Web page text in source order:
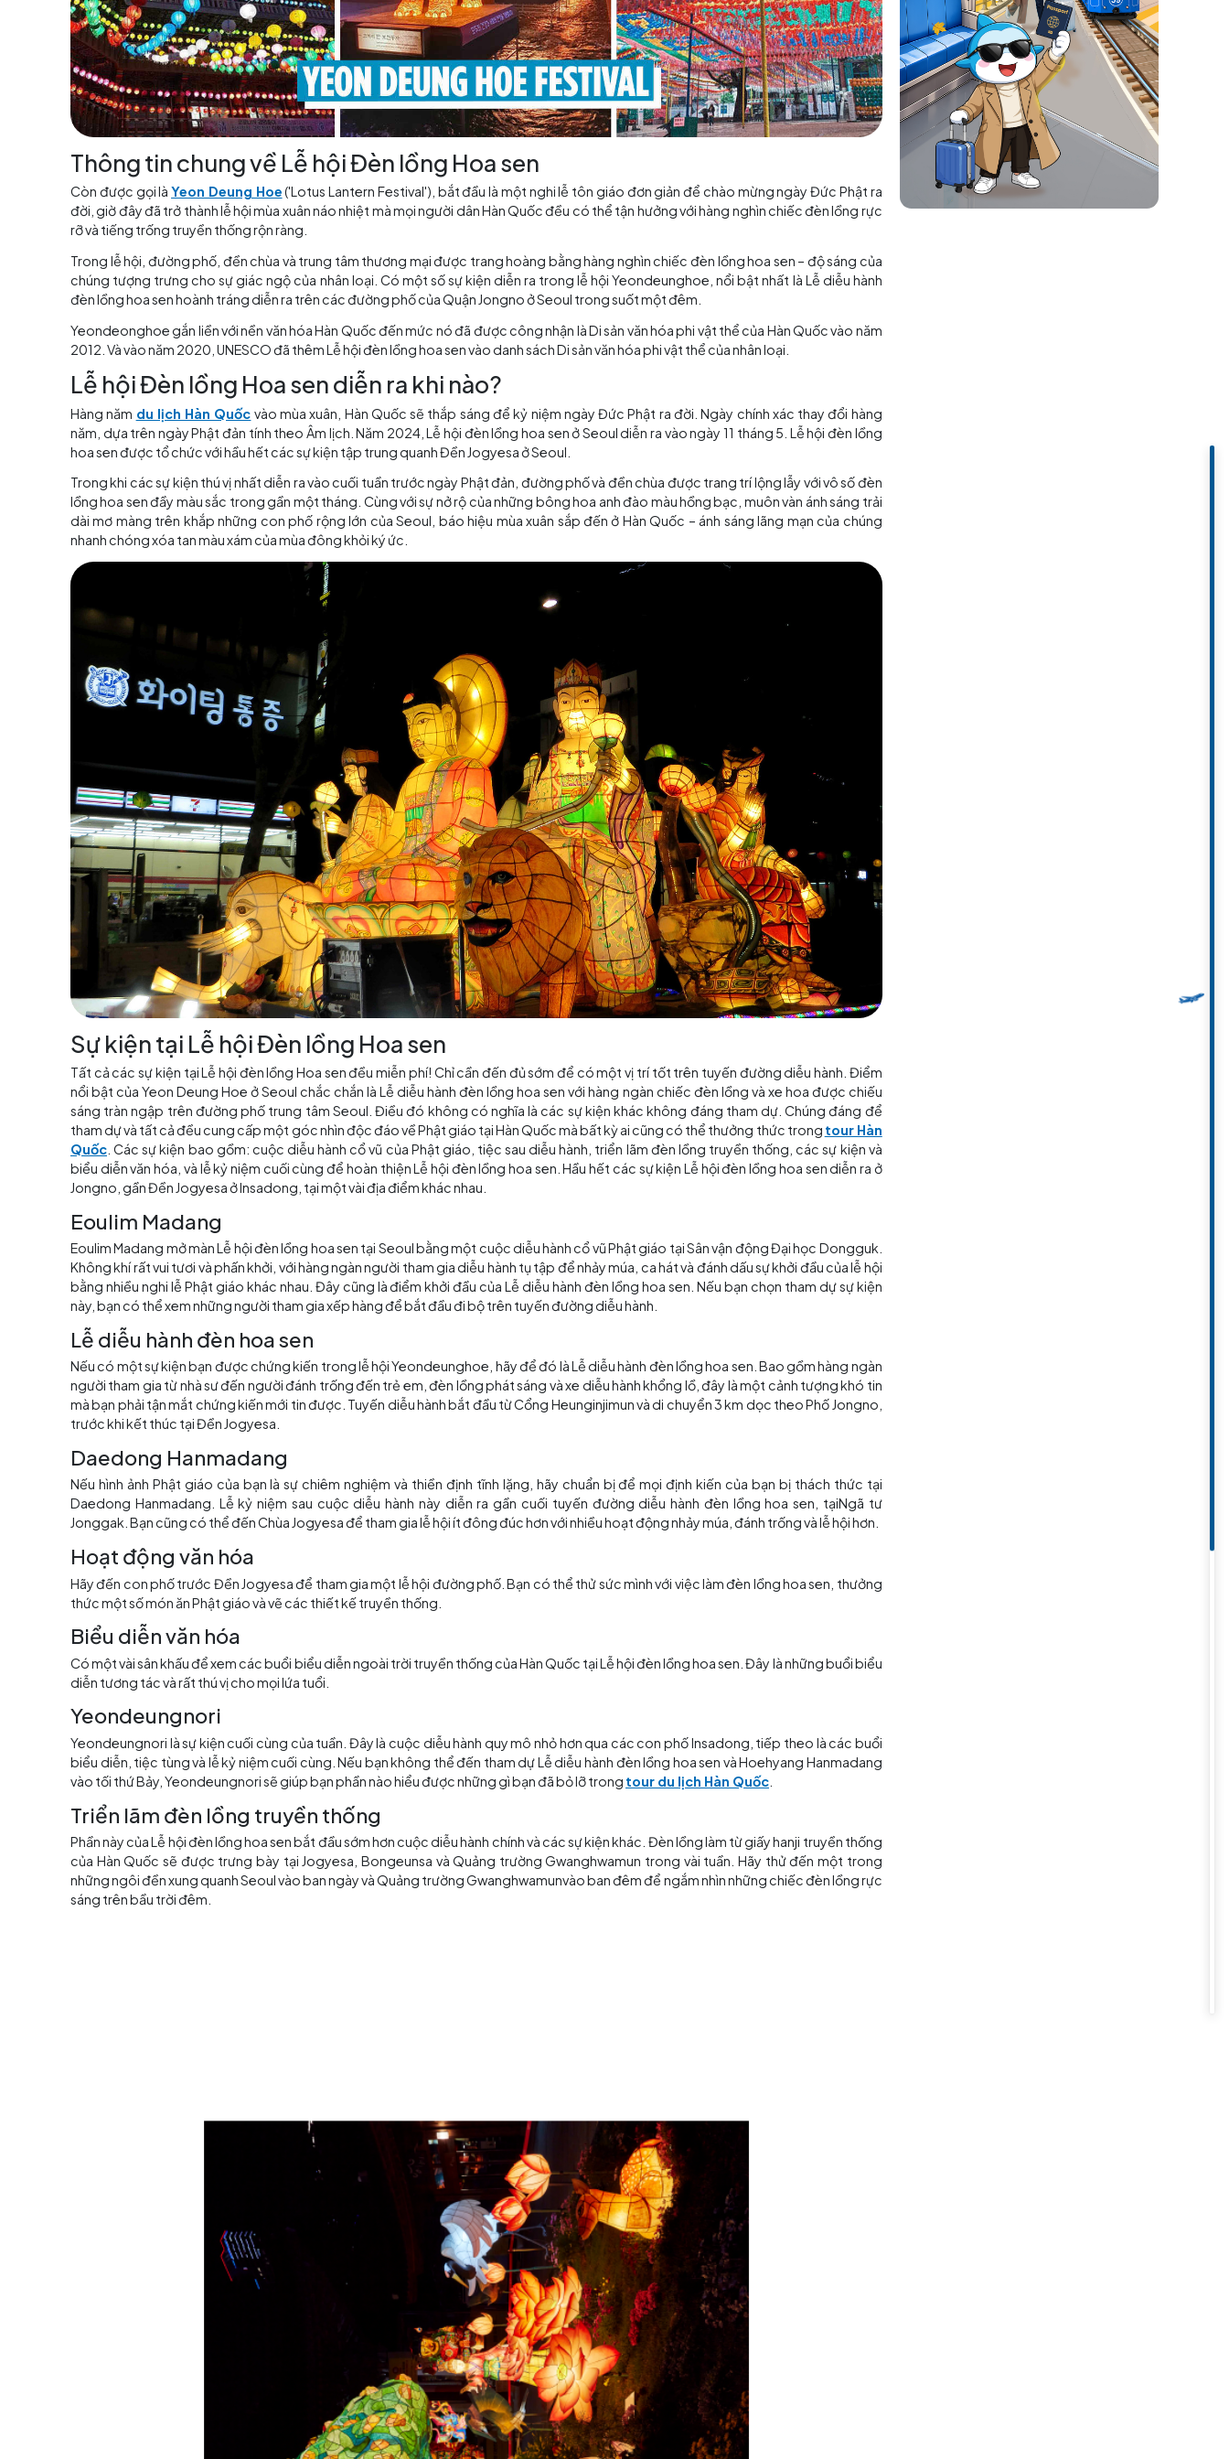
Thông tin chung về Lễ hội Đèn lồng Hoa sen
Còn được gọi là Yeon Deung Hoe
('Lotus Lantern Festival'), bắt đầu là một nghi lễ tôn giáo đơn giản để chào mừng ngày Đức Phật ra
đời, giờ đây đã trở thành lễ hội mùa xuân náo nhiệt mà mọi người dân Hàn Quốc đều có thể tận hưởng với hàng nghìn chiếc đèn lồng rực
rỡ và tiếng trống truyền thống rộn ràng.
Trong lễ hội, đường phố, đền chùa và trung tâm thương mại được trang hoàng bằng hàng nghìn chiếc đèn lồng hoa sen – độ sáng của
chúng tượng trưng cho sự giác ngộ của nhân loại. Có một số sự kiện diễn ra trong lễ hội Yeondeunghoe, nổi bật nhất là Lễ diễu hành
đèn lồng hoa sen hoành tráng diễn ra trên các đường phố của Quận Jongno ở Seoul trong suốt một đêm.
Yeondeonghoe gắn liền với nền văn hóa Hàn Quốc đến mức nó đã được công nhận là Di sản văn hóa phi vật thể của Hàn Quốc vào năm
Lễ hội Đèn lồng Hoa sen diễn ra khi nào?
Hàng năm du lịch Hàn Quốc
vào mùa xuân, Hàn Quốc sẽ thắp sáng để kỷ niệm ngày Đức Phật ra đời. Ngày chính xác thay đổi hàng
năm, dựa trên ngày Phật đản tính theo Âm lịch. Năm 2024, Lễ hội đèn lồng hoa sen ở Seoul diễn ra vào ngày 11 tháng 5. Lễ hội đèn lồng
hoa sen được tổ chức với hầu hết các sự kiện tập trung quanh Đền Jogyesa ở Seoul.
Trong khi các sự kiện thú vị nhất diễn ra vào cuối tuần trước ngày Phật đản, đường phố và đền chùa được trang trí lộng lẫy với vô số đèn
lồng hoa sen đầy màu sắc trong gần một tháng. Cùng với sự nở rộ của những bông hoa anh đào màu hồng bạc, muôn vàn ánh sáng trải
dài mơ màng trên khắp những con phố rộng lớn của Seoul, báo hiệu mùa xuân sắp đến ở Hàn Quốc – ánh sáng lãng mạn của chúng
nhanh chóng xóa tan màu xám của mùa đông khỏi ký ức.
Sự kiện tại Lễ hội Đèn lồng Hoa sen
Tất cả các sự kiện tại Lễ hội đèn lồng Hoa sen đều miễn phí! Chỉ cần đến đủ sớm để có một vị trí tốt trên tuyến đường diễu hành. Điểm
nổi bật của Yeon Deung Hoe ở Seoul chắc chắn là Lễ diễu hành đèn lồng hoa sen với hàng ngàn chiếc đèn lồng và xe hoa được chiếu
sáng tràn ngập trên đường phố trung tâm Seoul. Điều đó không có nghĩa là các sự kiện khác không đáng tham dự. Chúng đáng để
tham dự và tất cả đều cung cấp một góc nhìn độc đáo về Phật giáo tại Hàn Quốc mà bất kỳ ai cũng có thể thưởng thức trong
Quốc. Các sự kiện bao gồm: cuộc diễu hành cổ vũ của Phật giáo, tiệc sau diễu hành, triển lãm đèn lồng truyền thống, các sự kiện và
biểu diễn văn hóa, và lễ kỷ niệm cuối cùng để hoàn thiện Lễ hội đèn lồng hoa sen. Hầu hết các sự kiện Lễ hội đèn lồng hoa sen diễn ra ở
Eoulim Madang
Eoulim Madang mở màn Lễ hội đèn lồng hoa sen tại Seoul bằng một cuộc diễu hành cổ vũ Phật giáo tại Sân vận động Đại học Dongguk.
Không khí rất vui tươi và phấn khởi, với hàng ngàn người tham gia diễu hành tụ tập để nhảy múa, ca hát và đánh dấu sự khởi đầu của lễ hội
bằng nhiều nghi lễ Phật giáo khác nhau. Đây cũng là điểm khởi đầu của Lễ diễu hành đèn lồng hoa sen. Nếu bạn chọn tham dự sự kiện
này, bạn có thể xem những người tham gia xếp hàng để bắt đầu đi bộ trên tuyến đường diễu hành.
Lễ diễu hành đèn hoa sen
Nếu có một sự kiện bạn được chứng kiến ​​trong lễ hội Yeondeunghoe, hãy để đó là Lễ diễu hành đèn lồng hoa sen. Bao gồm hàng ngàn
người tham gia từ nhà sư đến người đánh trống đến trẻ em, đèn lồng phát sáng và xe diễu hành khổng lồ, đây là một cảnh tượng khó tin
mà bạn phải tận mắt chứng kiến ​​mới tin được. Tuyến diễu hành bắt đầu từ Cổng Heunginjimun và di chuyển 3 km dọc theo Phố Jongno,
trước khi kết thúc tại Đền Jogyesa.
Daedong Hanmadang
Nếu hình ảnh Phật giáo của bạn là sự chiêm nghiệm và thiền định tĩnh lặng, hãy chuẩn bị để mọi định kiến ​​của bạn bị thách thức tại
Daedong Hanmadang. Lễ kỷ niệm sau cuộc diễu hành này diễn ra gần cuối tuyến đường diễu hành đèn lồng hoa sen, tạiNgã tư
diễn tương tác và rất thú vị cho mọi lứa tuổi.
Yeondeungnori là sự kiện cuối cùng của tuần. Đây là cuộc diễu hành quy mô nhỏ hơn qua các con phố Insadong, tiếp theo là các buổi
biểu diễn, tiệc tùng và lễ kỷ niệm cuối cùng. Nếu bạn không thể đến tham dự Lễ diễu hành đèn lồng hoa sen và Hoehyang Hanmadang
vào tối thứ Bảy, Yeondeungnori sẽ giúp bạn phần nào hiểu được những gì bạn đã bỏ lỡ trong
Triển lãm đèn lồng truyền thống
Phần này của Lễ hội đèn lồng hoa sen bắt đầu sớm hơn cuộc diễu hành chính và các sự kiện khác. Đèn lồng làm từ giấy hanji truyền thống
của Hàn Quốc sẽ được trưng bày tại Jogyesa, Bongeunsa và Quảng trường Gwanghwamun trong vài tuần. Hãy thử đến một trong
những ngôi đền xung quanh Seoul vào ban ngày và Quảng trường Gwanghwamunvào ban đêm để ngắm nhìn những chiếc đèn lồng rực